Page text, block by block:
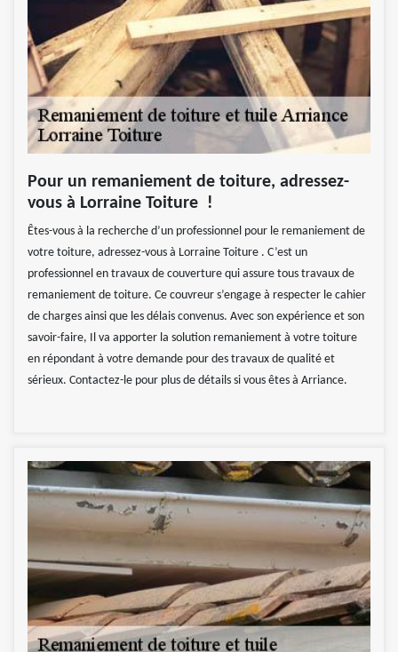
Pour un remaniement de toiture, adressez-
vous à Lorraine Toiture !
Êtes-vous à la recherche d’un professionnel pour le remaniement de
votre toiture, adressez-vous à Lorraine Toiture . C’est un
professionnel en travaux de couverture qui assure tous travaux de
remaniement de toiture. Ce couvreur s’engage à respecter le cahier
de charges ainsi que les délais convenus. Avec son expérience et son
savoir-faire, Il va apporter la solution remaniement à votre toiture
en répondant à votre demande pour des travaux de qualité et
sérieux. Contactez-le pour plus de détails si vous êtes à Arriance.